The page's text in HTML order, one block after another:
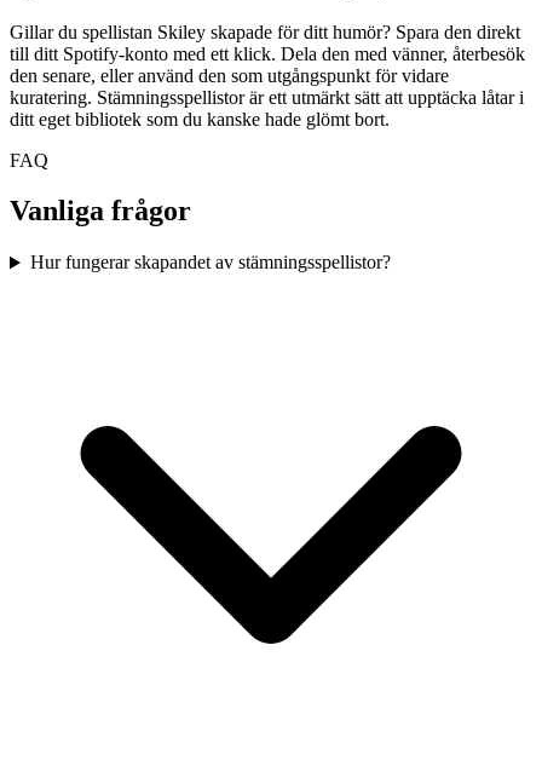
Gillar du spellistan Skiley skapade för ditt humör? Spara den direkt
till ditt Spotify-konto med ett klick. Dela den med vänner, återbesök
den senare, eller använd den som utgångspunkt för vidare
kuratering. Stämningsspellistor är ett utmärkt sätt att upptäcka låtar i
ditt eget bibliotek som du kanske hade glömt bort.
FAQ
Vanliga frågor
Hur fungerar skapandet av stämningsspellistor?